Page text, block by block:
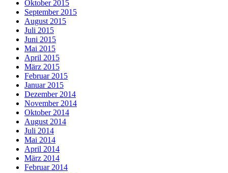
Oktober 2015
September 2015
August 2015
Juli 2015
Juni 2015
Mai 2015
April 2015
März 2015
Februar 2015
Januar 2015
Dezember 2014
November 2014
Oktober 2014
August 2014
Juli 2014
Mai 2014
April 2014
März 2014
Februar 2014